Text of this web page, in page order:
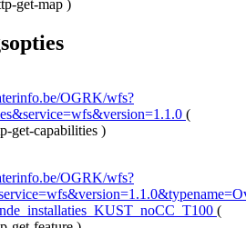
get-map )
OGRK/wfs?
(
get-capabilities )
OGRK/wfs?
(